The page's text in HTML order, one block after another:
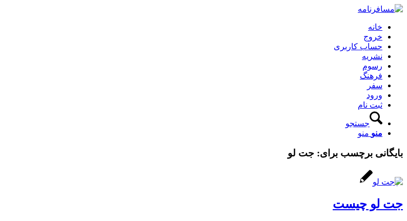
خانه
خروج
حساب کاربری
نشریه
رسوم
فرهنگ
سفر
ورود
ثبت نام
جستجو
منو منو
بایگانی برچسب برای: جت لو
جت لو چیست